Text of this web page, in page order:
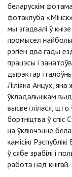
беларускiм
фотаклуба
мы згадвалi ў
промысел
рэгiён два гады
працэсы i
дырэктар i
Лiлiяна Анцух, яна
ўкладальнiкам
высветлiлася, што
бортнiцтва ў спiс
на ўключэнне
камiсiю Рэспублiкi
ў сябе зрабiлi i
работа над кнiгай.